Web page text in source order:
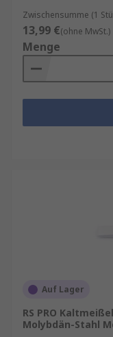
Zwischensumme (1
13,99 €(ohne MwSt.)
Menge
Auf Lager
RS PRO
Molybdän-Stahl